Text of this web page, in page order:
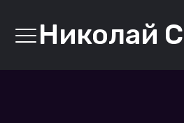
Николай